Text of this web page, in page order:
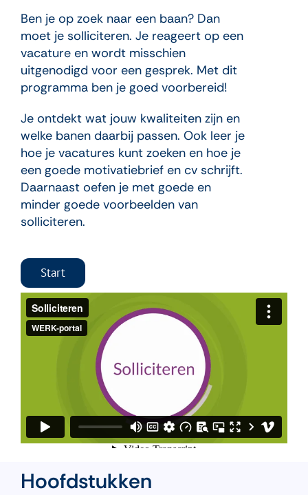
Ben je op zoek naar een baan? Dan
moet je solliciteren. Je reageert op een
vacature en wordt misschien
uitgenodigd voor een gesprek. Met dit
programma ben je goed voorbereid!
Je ontdekt wat jouw kwaliteiten zijn en
welke banen daarbij passen. Ook leer je
hoe je vacatures kunt zoeken en hoe je
een goede motivatiebrief en cv schrijft.
Daarnaast oefen je met goede en
minder goede voorbeelden van
solliciteren.
Start
Hoofdstukken